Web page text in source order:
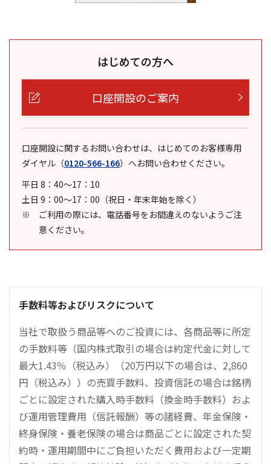
はじめての方へ
口座開設のご案内
口座開設に関するお問い合わせは、はじめてのお客様専用
ダイヤル （0120-566-166） へお問い合わせください。
平日 8：40～17：10
土日 9：00～17：00（祝日・年末年始を除く）
ご利用の際には、電話番号をお間違えのないようご注
意ください。
手数料等およびリスクについて
当社で取扱う商品等へのご投資には、各商品等に所定
の手数料等（国内株式取引の場合は約定代金に対して
最大1.43％（税込み）（20万円以下の場合は、2,860
円（税込み））の売買手数料、投資信託の場合は銘柄
ごとに設定された購入時手数料（換金時手数料）およ
び運用管理費用（信託報酬）等の諸経費、年金保険・
終身保険・養老保険の場合は商品ごとに設定された契
約時・運用期間中にご負担いただく費用および一定期